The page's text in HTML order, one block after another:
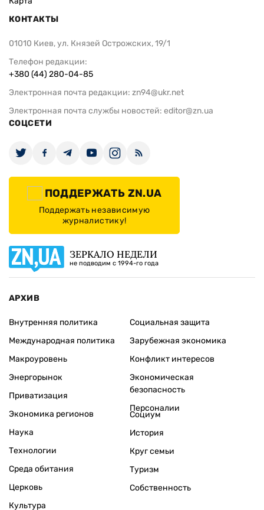
КОНТАКТЫ
01010 Киев, ул. Князей Острожских, 19/1
Телефон редакции:
+380 (44) 280-04-85
Электронная почта редакции: zn94@ukr.net
Электронная почта службы новостей: editor@zn.ua
СОЦСЕТИ
ПОДДЕРЖАТЬ ZN.UA
Поддержать независимую
журналистику!
ЗЕРКАЛО НЕДЕЛИ
не подводим с 1994-го года
АРХИВ
Внутренняя политика
Международная политика
Макроуровень
Энергорынок
Приватизация
Экономика регионов
Социальная защита
Зарубежная экономика
Конфликт интересов
Экономическая
безопасность
Персоналии
Наука
Технологии
Среда обитания
Церковь
Культура
Социум
История
Круг семьи
Туризм
Собственность